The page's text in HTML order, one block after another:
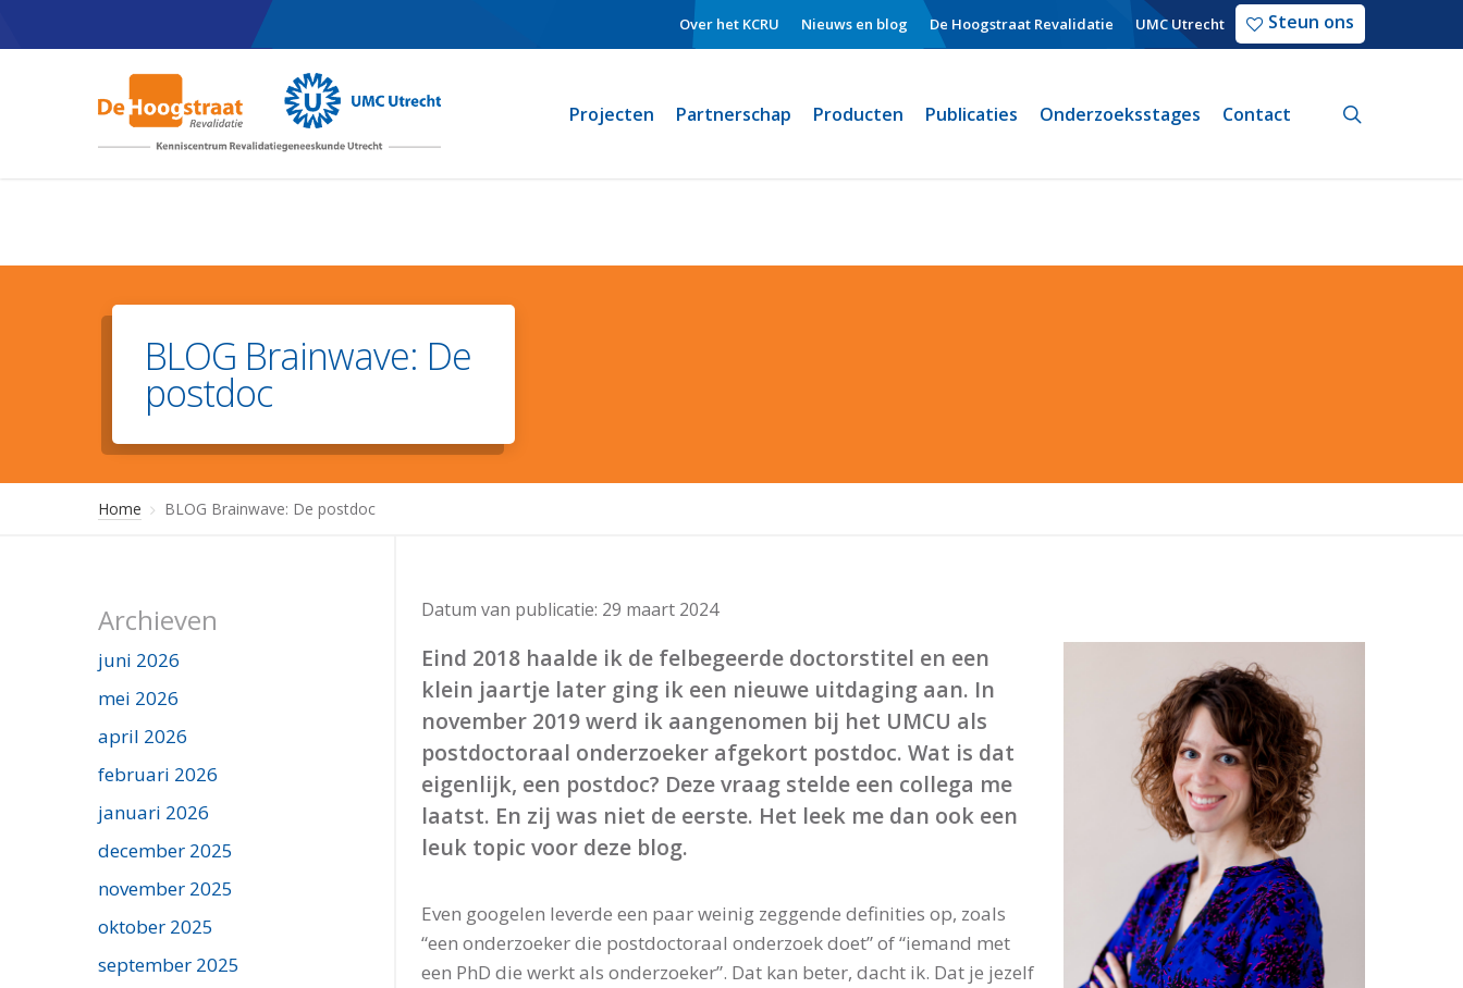
to
Over het KCRU Nieuws en blog De Hoogstraat Revalidatie UMC Utrecht Steun ons
Projecten Partnerschap Producten Publicaties Onderzoeksstages Contact
BLOG Brainwave: De
postdoc
Home BLOG Brainwave: De postdoc
Archieven
juni 2026
mei 2026
april 2026
februari 2026
januari 2026
december 2025
november 2025
oktober 2025
september 2025
Datum van publicatie: 29 maart 2024
Eind 2018 haalde ik de felbegeerde doctorstitel en een
klein jaartje later ging ik een nieuwe uitdaging aan. In
november 2019 werd ik aangenomen bij het UMCU als
postdoctoraal onderzoeker afgekort postdoc. Wat is dat
eigenlijk, een postdoc? Deze vraag stelde een collega me
laatst. En zij was niet de eerste. Het leek me dan ook een
leuk topic voor deze blog.
Even googelen leverde een paar weinig zeggende definities op, zoals
“een onderzoeker die postdoctoraal onderzoek doet” of “iemand met
een PhD die werkt als onderzoeker”. Dat kan beter, dacht ik. Dat je jezelf